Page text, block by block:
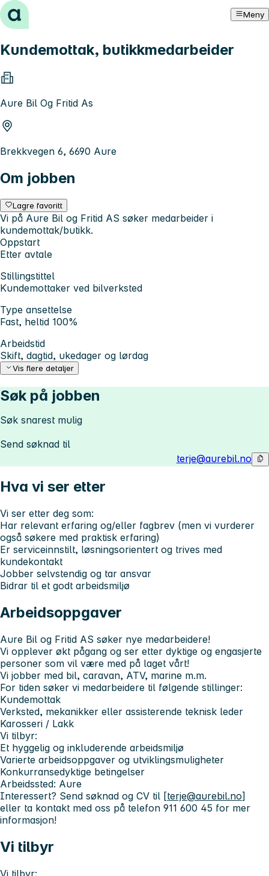
Hopp til innhold Meny
Kundemottak, butikkmedarbeider
Aure Bil Og Fritid As
Brekkvegen 6, 6690 Aure
Om jobben
Lagre favoritt
Vi på Aure Bil og Fritid AS søker medarbeider i
kundemottak/butikk.
Oppstart
Etter avtale
Stillingstittel
Kundemottaker ved bilverksted
Type ansettelse
Fast, heltid 100%
Arbeidstid
Skift, dagtid, ukedager og lørdag
Vis flere detaljer
Søk på jobben
Søk snarest mulig
Send søknad til
terje@aurebil.no
Hva vi ser etter
Vi ser etter deg som:
Har relevant erfaring og/eller fagbrev (men vi vurderer
også søkere med praktisk erfaring)
Er serviceinnstilt, løsningsorientert og trives med
kundekontakt
Jobber selvstendig og tar ansvar
Bidrar til et godt arbeidsmiljø
Arbeidsoppgaver
Aure Bil og Fritid AS søker nye medarbeidere!
Vi opplever økt pågang og ser etter dyktige og engasjerte
personer som vil være med på laget vårt!
Vi jobber med bil, caravan, ATV, marine m.m.
For tiden søker vi medarbeidere til følgende stillinger:
Kundemottak
Verksted, mekanikker eller assisterende teknisk leder
Karosseri / Lakk
Vi tilbyr:
Et hyggelig og inkluderende arbeidsmiljø
Varierte arbeidsoppgaver og utviklingsmuligheter
Konkurransedyktige betingelser
Arbeidssted: Aure
Interessert? Send søknad og CV til [terje@aurebil.no]
eller ta kontakt med oss på telefon 911 600 45 for mer
informasjon!
Vi tilbyr
Vi tilbyr: